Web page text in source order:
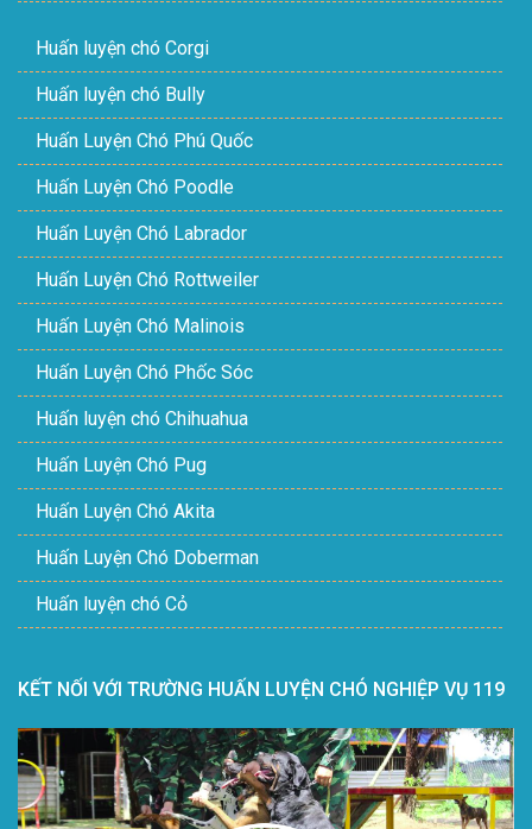
Huấn luyện chó Corgi
Huấn luyện chó Bully
Huấn Luyện Chó Phú Quốc
Huấn Luyện Chó Poodle
Huấn Luyện Chó Labrador
Huấn Luyện Chó Rottweiler
Huấn Luyện Chó Malinois
Huấn Luyện Chó Phốc Sóc
Huấn luyện chó Chihuahua
Huấn Luyện Chó Pug
Huấn Luyện Chó Akita
Huấn Luyện Chó Doberman
Huấn luyện chó Cỏ
KẾT NỐI VỚI TRƯỜNG HUẤN LUYỆN CHÓ NGHIỆP VỤ 119